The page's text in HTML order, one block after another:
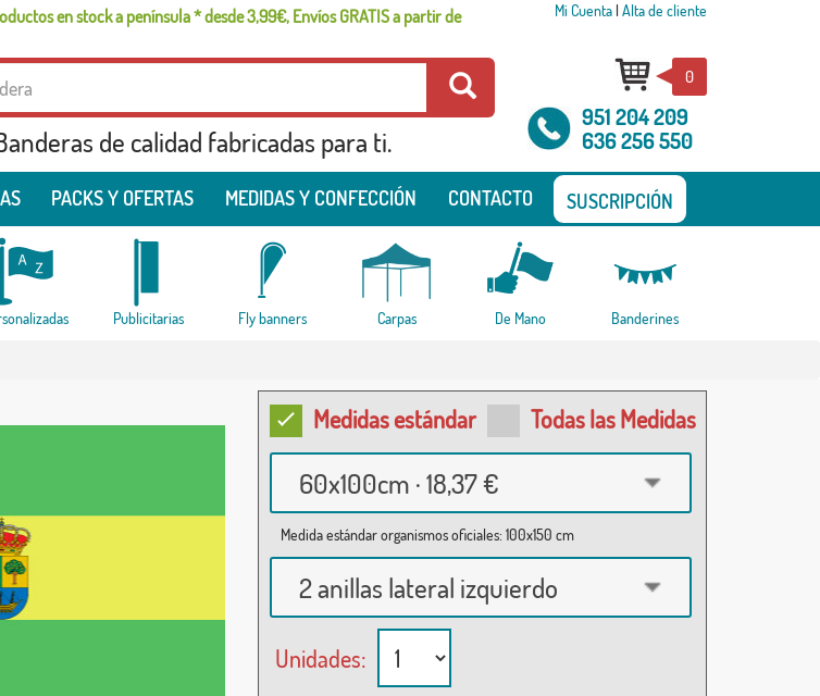
en stock a península * desde 3,99€, Envíos GRATIS a partir de
Mi Cuenta| Alta de cliente
de calidad fabricadas para ti.
0
951 204 209
636 256 550
PACKS Y OFERTAS MEDIDAS Y CONFECCIÓN CONTACTO SUSCRIPCIÓN
Publicitarias Fly banners Carpas De Mano Banderines
Medidas estándar Todas las Medidas
60x100cm · 18,37 €
Medida estándar organismos oficiales: 100x150 cm
2 anillas lateral izquierdo
Unidades: